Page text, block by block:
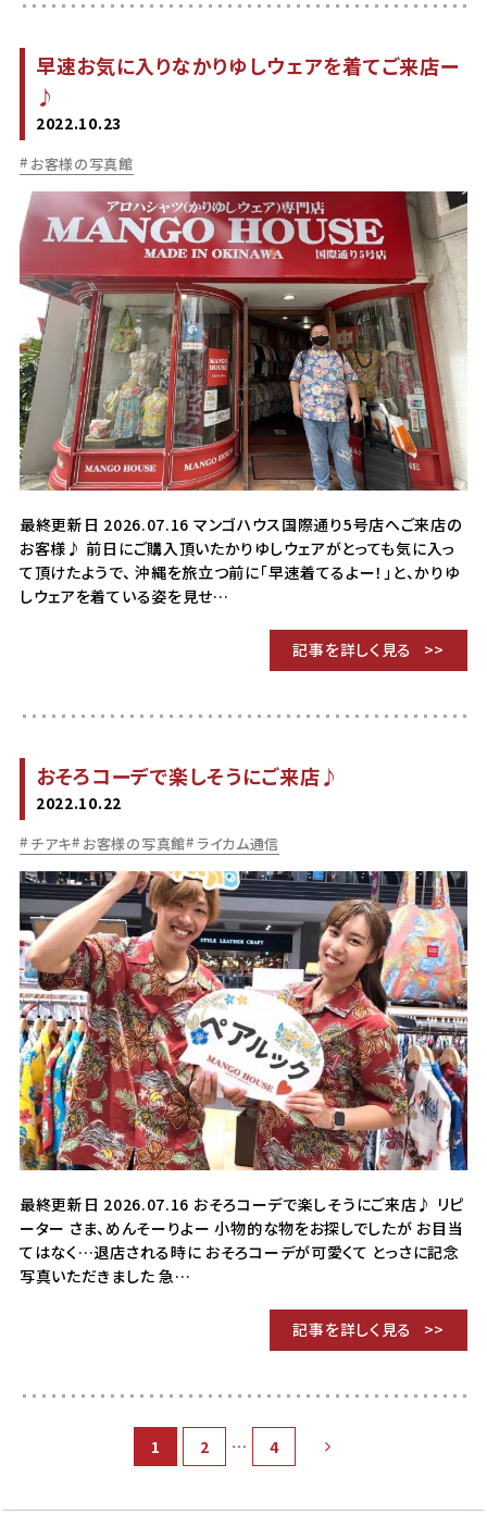
早速お気に入りなかりゆしウェアを着てご来店ー
♪
2022.10.23
お客様の写真館
最終更新日 2026.07.16 マンゴハウス国際通り5号店へご来店の
お客様♪ 前日にご購入頂いたかりゆしウェアがとっても気に入っ
て頂けたようで、 沖縄を旅立つ前に「早速着てるよー！」と、かりゆ
しウェアを着ている姿を見せ…
記事を詳しく見る
おそろコーデで楽しそうにご来店♪
2022.10.22
チアキ お客様の写真館 ライカム通信
最終更新日 2026.07.16 おそろコーデで楽しそうにご来店♪ リピ
ーター さま、めんそーりよー 小物的な物をお探しでしたが お目当
てはなく…退店される時に おそろコーデが可愛くて とっさに記念
写真いただきました 急…
記事を詳しく見る
1 2 … 4